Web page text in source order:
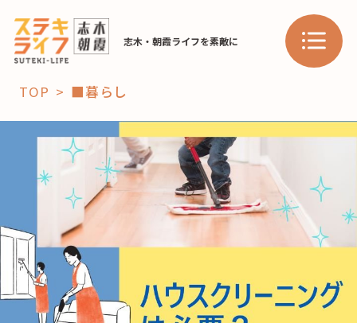
志木・朝霞ライフを素敵に
「コト」
子育て
暮らし
おすすめ
学び・教育
「場」
TOP ■暮らし